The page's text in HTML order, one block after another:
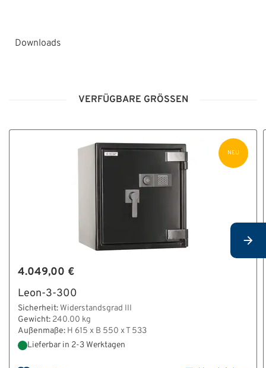
Downloads
HT_Montage-_und_Bedienungsanleitung_Leon.pdf
HT_Tresorverankerung_A4.pdf
VERFÜGBARE GRÖSSEN
NEU
4.049,00 €
Leon-3-300
Sicherheit: Widerstandsgrad III
Gewicht: 240.00 kg
Außenmaße: H 615 x B 550 x T 533
Lieferbar in 2-3 Werktagen